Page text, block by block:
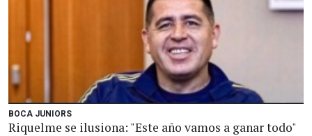
BOCA JUNIORS
Riquelme se ilusiona: "Este año vamos a ganar todo"